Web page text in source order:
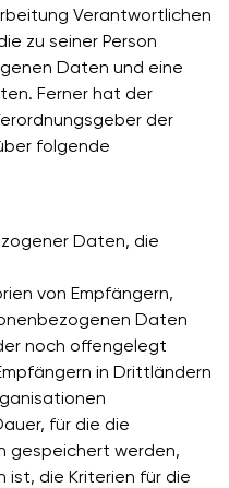
Verantwortlichen
zu seiner Person
Daten und eine
Ferner hat der
der
folgende
Daten, die
von Empfängern,
Daten
noch offengelegt
in Drittländern
für die die
gespeichert werden,
ist, die Kriterien für die